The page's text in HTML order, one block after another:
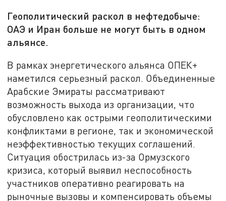
Геополитический раскол в нефтедобыче:
ОАЭ и Иран больше не могут быть в одном
альянсе.
В рамках энергетического альянса ОПЕК+
наметился серьезный раскол. Объединенные
Арабские Эмираты рассматривают
возможность выхода из организации, что
обусловлено как острыми геополитическими
конфликтами в регионе, так и экономической
неэффективностью текущих соглашений.
Ситуация обострилась из-за Ормузского
кризиса, который выявил неспособность
участников оперативно реагировать на
рыночные вызовы и компенсировать объемы